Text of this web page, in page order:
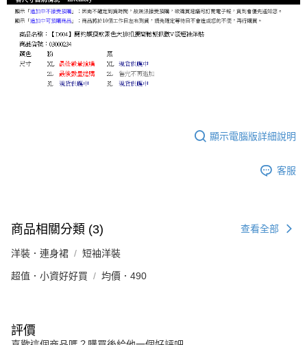
顯示電腦版詳細說明
客服
商品相關分類 (3) 查看全部
洋裝．連身裙 短袖洋裝
超值．小資好好買 均價．490
評價